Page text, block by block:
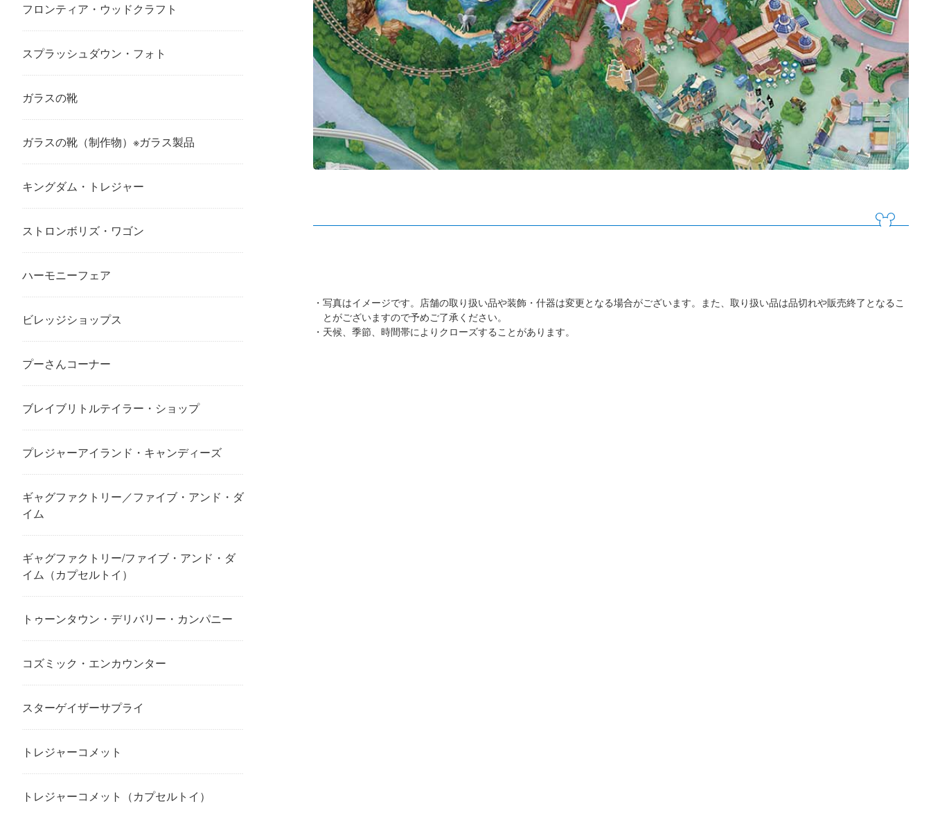
写真はイメージです。店舗の取り扱い品や装飾・什器は変更となる場合がございます。また、取り扱い品は品切れや販売終了となるこ
とがございますので予めご了承ください。
天候、季節、時間帯によりクローズすることがあります。
フロンティア・ウッドクラフト
スプラッシュダウン・フォト
ガラスの靴
ガラスの靴（制作物）※ガラス製品
キングダム・トレジャー
ストロンボリズ・ワゴン
ハーモニーフェア
ビレッジショップス
プーさんコーナー
ブレイブリトルテイラー・ショップ
プレジャーアイランド・キャンディーズ
ギャグファクトリー／ファイブ・アンド・ダ
イム
ギャグファクトリー/ファイブ・アンド・ダ
イム（カプセルトイ）
トゥーンタウン・デリバリー・カンパニー
コズミック・エンカウンター
スターゲイザーサプライ
トレジャーコメット
トレジャーコメット（カプセルトイ）